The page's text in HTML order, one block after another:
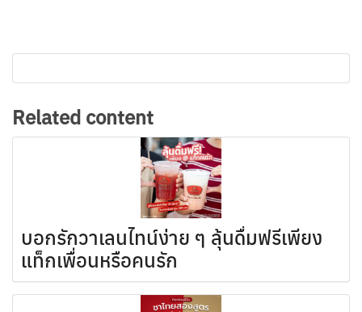
Related content
บอกรักวาเลนไทน์ง่าย ๆ ลุ้นดื่มฟรีเพียง
แท็กเพื่อนหรือคนรัก